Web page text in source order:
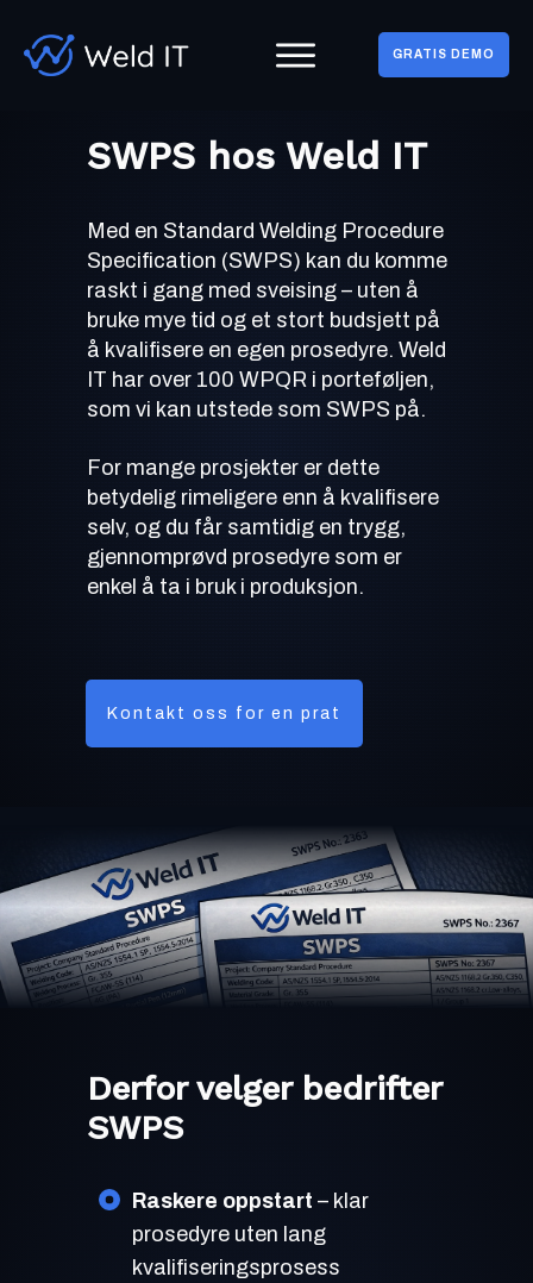
GRATIS DEMO
SWPS hos Weld IT
Med en Standard Welding Procedure
Specification (SWPS) kan du komme
raskt i gang med sveising – uten å
bruke mye tid og et stort budsjett på
å kvalifisere en egen prosedyre. Weld
IT har over 100 WPQR i porteføljen,
som vi kan utstede som SWPS på.
For mange prosjekter er dette
betydelig rimeligere enn å kvalifisere
selv, og du får samtidig en trygg,
gjennomprøvd prosedyre som er
enkel å ta i bruk i produksjon.
Kontakt oss for en prat
Derfor velger bedrifter
SWPS
Raskere oppstart – klar
prosedyre uten lang
kvalifiseringsprosess